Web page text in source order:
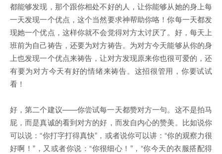
都能够发现，那个跟你相处不好的人，让你能够从她的身上每
一天发现一个优点，这个当然要求神帮助你咯！你每一天都发
现她一个优点，这样你就不会觉得对方太讨厌了。好，每天上
班前为自己祷告，还要为对方祷告。为对方今天能够从你的身
上也发现一个优点来祷告，让对方发现原来你也很可爱的，还
有要为对方今天有好的情绪来祷告。这招很管用，你要试试
看！
好，第二个建议——你尝试每一天都赞对方一句。这不是拍马
屁，而是真诚的看到对方的好，而发自内心的赞美。比如说你
可以说：“你打字打得真快”，或者说你可以讲：“你的观察力很
好啊！”，又或者你说：“你很细心！”，“你今天的衣服搭配得